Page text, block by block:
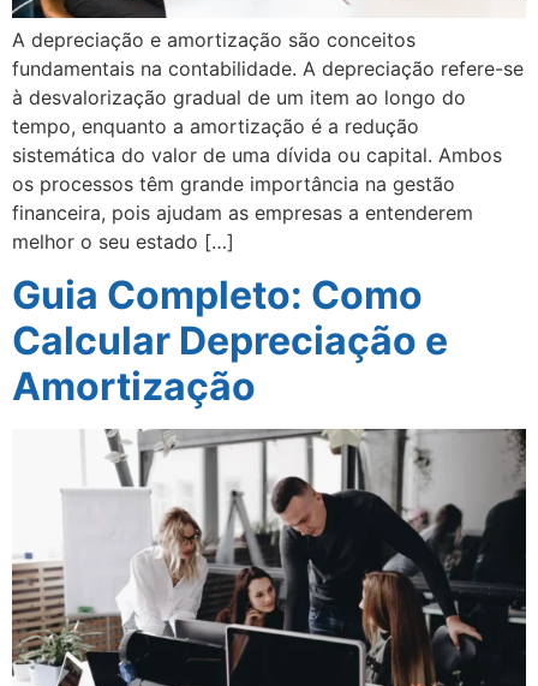
A depreciação e amortização são conceitos
fundamentais na contabilidade. A depreciação refere-se
à desvalorização gradual de um item ao longo do
tempo, enquanto a amortização é a redução
sistemática do valor de uma dívida ou capital. Ambos
os processos têm grande importância na gestão
financeira, pois ajudam as empresas a entenderem
melhor o seu estado […]
Guia Completo: Como
Calcular Depreciação e
Amortização